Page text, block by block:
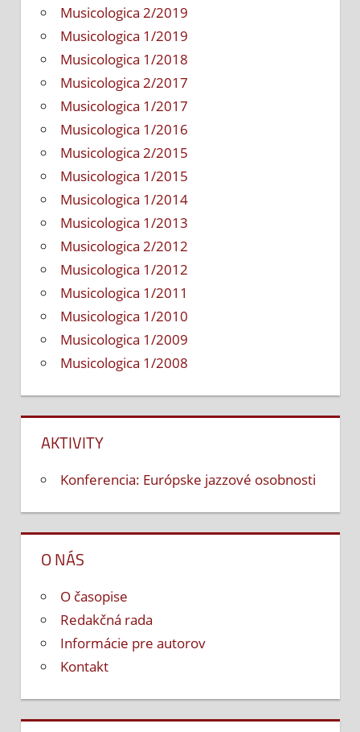
Musicologica 2/2019
Musicologica 1/2019
Musicologica 1/2018
Musicologica 2/2017
Musicologica 1/2017
Musicologica 1/2016
Musicologica 2/2015
Musicologica 1/2015
Musicologica 1/2014
Musicologica 1/2013
Musicologica 2/2012
Musicologica 1/2012
Musicologica 1/2011
Musicologica 1/2010
Musicologica 1/2009
Musicologica 1/2008
AKTIVITY
Konferencia: Európske jazzové osobnosti
O NÁS
O časopise
Redakčná rada
Informácie pre autorov
Kontakt